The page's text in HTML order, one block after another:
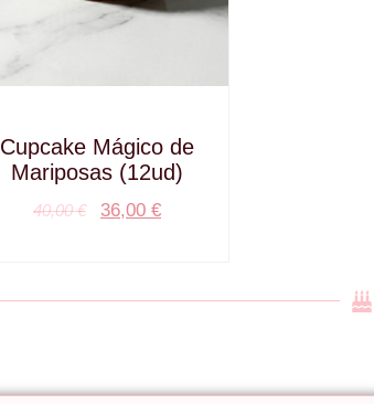
Cupcake Mágico de
Mariposas (12ud)
40,00€ 36,00 €